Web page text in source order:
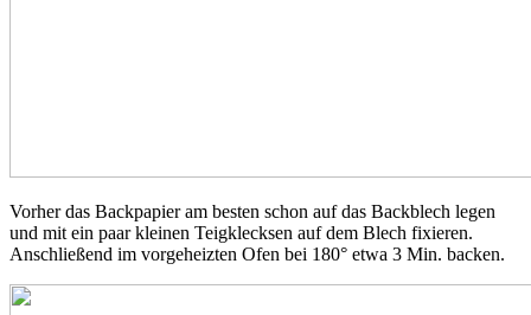
Vorher das Backpapier am besten schon auf das Backblech legen
und mit ein paar kleinen Teigklecksen auf dem Blech fixieren.
Anschließend im vorgeheizten Ofen bei 180° etwa 3 Min. backen.